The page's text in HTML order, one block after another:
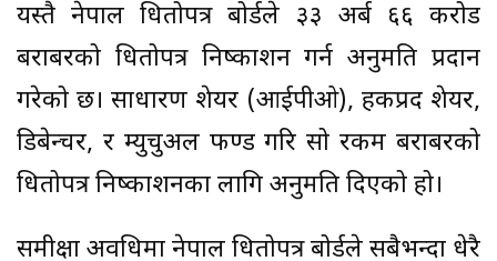
यस्तै नेपाल धितोपत्र बोर्डले ३३ अर्ब ६६ करोड
बराबरको धितोपत्र निष्काशन गर्न अनुमति प्रदान
गरेको छ। साधारण शेयर (आईपीओ), हकप्रद शेयर,
डिबेन्चर, र म्युचुअल फण्ड गरि सो रकम बराबरको
धितोपत्र निष्काशनका लागि अनुमति दिएको हो।
समीक्षा अवधिमा नेपाल धितोपत्र बोर्डले सबैभन्दा धेरै